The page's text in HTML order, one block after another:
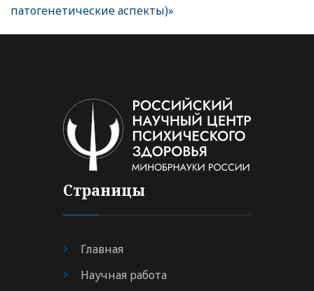
патогенетические аспекты)»
Страницы
Главная
Научная работа